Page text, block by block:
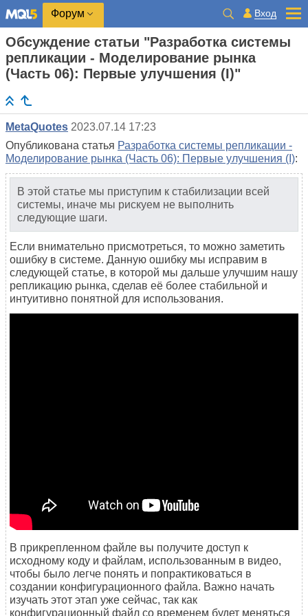
Форум Вход
Обсуждение статьи "Разработка системы
репликации - Моделирование рынка
(Часть 06): Первые улучшения (I)"
MetaQuotes 2023.07.14 17:23
Опубликована статья Разработка системы репликации -
Моделирование рынка (Часть 06): Первые улучшения (I):
В этой статье мы приступим к стабилизации всей
системы, иначе мы рискуем не выполнить
следующие шаги.
Если внимательно присмотреться, то можно заметить
ошибку в системе. Данную ошибку мы исправим в
следующей статье, в которой мы дальше улучшим нашу
репликацию рынка, сделав её более стабильной и
интуитивно понятной для использования.
В прикрепленном файле вы получите доступ к
исходному коду и файлам, использованным в видео,
чтобы было легче понять и попрактиковаться в
создании конфигурационного файла. Важно начать
изучать этот этап уже сейчас, так как
конфигурационный файл со временем будет меняться